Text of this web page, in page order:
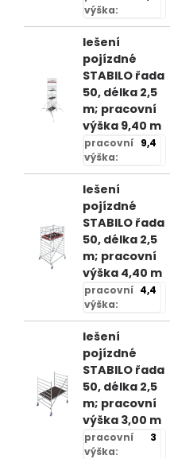
výška:
lešení
pojízdné
STABILO řada
50, délka 2,5
m; pracovní
výška 9,40 m
pracovní
výška:
9,4
lešení
pojízdné
STABILO řada
50, délka 2,5
m; pracovní
výška 4,40 m
pracovní
výška:
4,4
lešení
pojízdné
STABILO řada
50, délka 2,5
m; pracovní
výška 3,00 m
pracovní
výška:
3